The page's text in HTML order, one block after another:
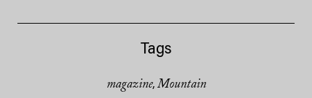
Tags
magazine, Mountain